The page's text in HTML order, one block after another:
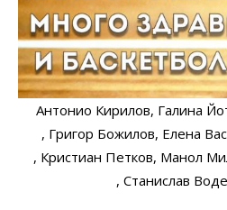
Антонио Кирилов, Галина
, Григор Божилов, Елена
, Кристиан Петков, Манол
, Станислав